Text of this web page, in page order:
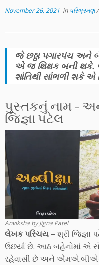
November 26, 2021 in પરિભ્રમણ/
જે છઠ્ઠા પગારપંચ અને
એ જ શિક્ષક બની શકે.
શાંતિથી સાંભળી શકે એ
પુસ્તકનું નામ –
જિજ્ઞા પટેલ
Anviksha by Jigna Patel
લેખક પરિચય – શ્રી જિજ્ઞા
ઉછર્યાં છે. આઠ બહેનોમાં એ
રહેવાસી છે અને